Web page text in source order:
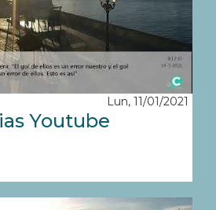
Lun, 11/01/2021
Youtube